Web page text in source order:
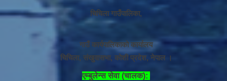
चिचिला गाउँपालिका,
गाउँ कार्यपालिकाको कार्यालय
चिचिला, संखुवासभा, कोशी प्रदेश, नेपाल ।
एम्बुलेन्स सेवा (चालक):